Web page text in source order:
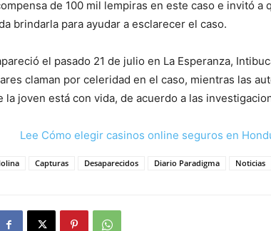
de 100 mil lempiras en este caso e invitó a
brindarla para ayudar a esclarecer el caso.
el pasado 21 de julio en La Esperanza,
claman por celeridad en el caso, mientras las
la joven está con vida, de acuerdo a las
Lee Cómo elegir casinos online seguros en
Capturas Desaparecidos Diario Paradigma Noticias